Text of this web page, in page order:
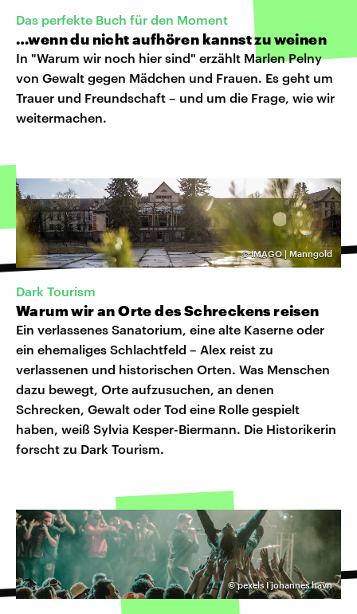
Das perfekte Buch für den Moment
…wenn du nicht aufhören kannst zu weinen
In "Warum wir noch hier sind" erzählt Marlen Pelny
von Gewalt gegen Mädchen und Frauen. Es geht um
Trauer und Freundschaft – und um die Frage, wie wir
weitermachen.
©IMAGO | Manngold
Dark Tourism
Warum wir an Orte des Schreckens reisen
Ein verlassenes Sanatorium, eine alte Kaserne oder
ein ehemaliges Schlachtfeld – Alex reist zu
verlassenen und historischen Orten. Was Menschen
dazu bewegt, Orte aufzusuchen, an denen
Schrecken, Gewalt oder Tod eine Rolle gespielt
haben, weiß Sylvia Kesper-Biermann. Die Historikerin
forscht zu Dark Tourism.
©pexels I johannes havn